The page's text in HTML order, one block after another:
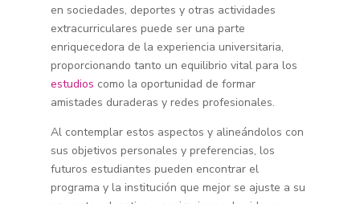
en sociedades, deportes y otras actividades
extracurriculares puede ser una parte
enriquecedora de la experiencia universitaria,
proporcionando tanto un equilibrio vital para los
estudios como la oportunidad de formar
amistades duraderas y redes profesionales.
Al contemplar estos aspectos y alineándolos con
sus objetivos personales y preferencias, los
futuros estudiantes pueden encontrar el
programa y la institución que mejor se ajuste a su